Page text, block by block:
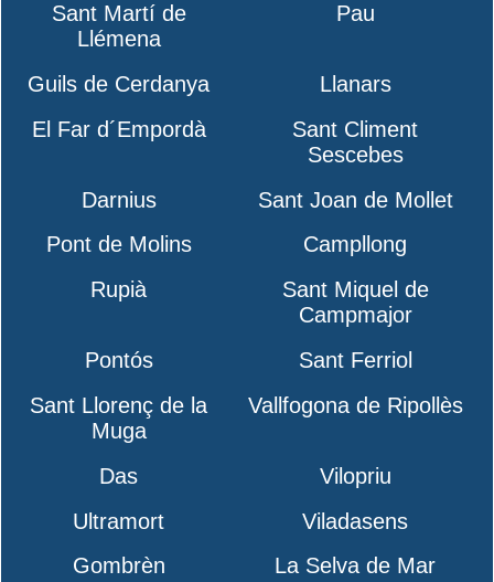
Sant Martí de
Llémena
Pau
Guils de Cerdanya
Llanars
El Far d´Empordà
Sant Climent
Sescebes
Darnius
Sant Joan de Mollet
Pont de Molins
Campllong
Rupià
Sant Miquel de
Campmajor
Pontós
Sant Ferriol
Sant Llorenç de la
Muga
Vallfogona de Ripollès
Das
Vilopriu
Ultramort
Viladasens
Gombrèn
La Selva de Mar